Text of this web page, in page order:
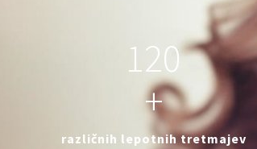
120
+
različnih lepotnih tretmajev